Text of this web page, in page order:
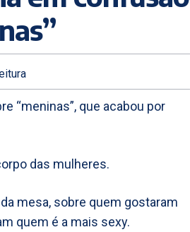
“meninas”, que acabou por
das mulheres.
mesa, sobre quem gostaram
quem é a mais sexy.